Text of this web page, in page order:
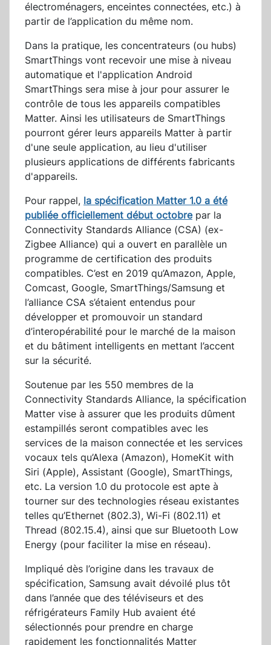
électroménagers, enceintes connectées, etc.) à
partir de l’application du même nom.
Dans la pratique, les concentrateurs (ou hubs)
SmartThings vont recevoir une mise à niveau
automatique et l'application Android
SmartThings sera mise à jour pour assurer le
contrôle de tous les appareils compatibles
Matter. Ainsi les utilisateurs de SmartThings
pourront gérer leurs appareils Matter à partir
d'une seule application, au lieu d'utiliser
plusieurs applications de différents fabricants
d'appareils.
Pour rappel, la spécification Matter 1.0 a été
publiée officiellement début octobrepar la
Connectivity Standards Alliance (CSA) (ex-
Zigbee Alliance) qui a ouvert en parallèle un
programme de certification des produits
compatibles. C’est en 2019 qu’Amazon, Apple,
Comcast, Google, SmartThings/Samsung et
l’alliance CSA s’étaient entendus pour
développer et promouvoir un standard
d’interopérabilité pour le marché de la maison
et du bâtiment intelligents en mettant l’accent
sur la sécurité.
Soutenue par les 550 membres de la
Connectivity Standards Alliance, la spécification
Matter vise à assurer que les produits dûment
estampillés seront compatibles avec les
services de la maison connectée et les services
vocaux tels qu’Alexa (Amazon), HomeKit with
Siri (Apple), Assistant (Google), SmartThings,
etc. La version 1.0 du protocole est apte à
tourner sur des technologies réseau existantes
telles qu’Ethernet (802.3), Wi-Fi (802.11) et
Thread (802.15.4), ainsi que sur Bluetooth Low
Energy (pour faciliter la mise en réseau).
Impliqué dès l’origine dans les travaux de
spécification, Samsung avait dévoilé plus tôt
dans l’année que des téléviseurs et des
réfrigérateurs Family Hub avaient été
sélectionnés pour prendre en charge
rapidement les fonctionnalités Matter